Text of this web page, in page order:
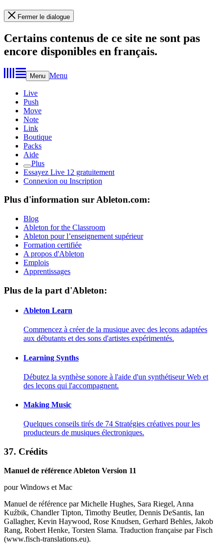
Fermer le dialogue
Certains contenus de ce site ne sont pas
encore disponibles en français.
Menu Menu
Live
Push
Move
Note
Link
Boutique
Packs
Aide
Plus
Essayez Live 12 gratuitement
Connexion ou Inscription
Plus d'information sur Ableton.com:
Blog
Ableton for the Classroom
Ableton pour l’enseignement supérieur
Formation certifiée
A propos d'Ableton
Emplois
Apprentissages
Plus de la part d'Ableton:
Ableton Learn
Commencez à créer de la musique avec des leçons adaptées
aux débutants et des sons d'artistes expérimentés.
Learning Synths
Débutez la synthèse sonore à l'aide d'un synthétiseur Web et
des leçons qui l'accompagnent.
Making Music
Quelques conseils tirés de 74 Stratégies créatives pour les
producteurs de musiques électroniques.
37. Crédits
Manuel de référence Ableton Version 11
pour Windows et Mac
Manuel de référence par Michelle Hughes, Sara Riegel, Anna
Kuźbik, Chandler Tipton, Timothy Beutler, Dennis DeSantis, Ian
Gallagher, Kevin Haywood, Rose Knudsen, Gerhard Behles, Jakob
Rang, Robert Henke, Torsten Slama. Traduction française par Fisch
(www.fisch-translations.eu).